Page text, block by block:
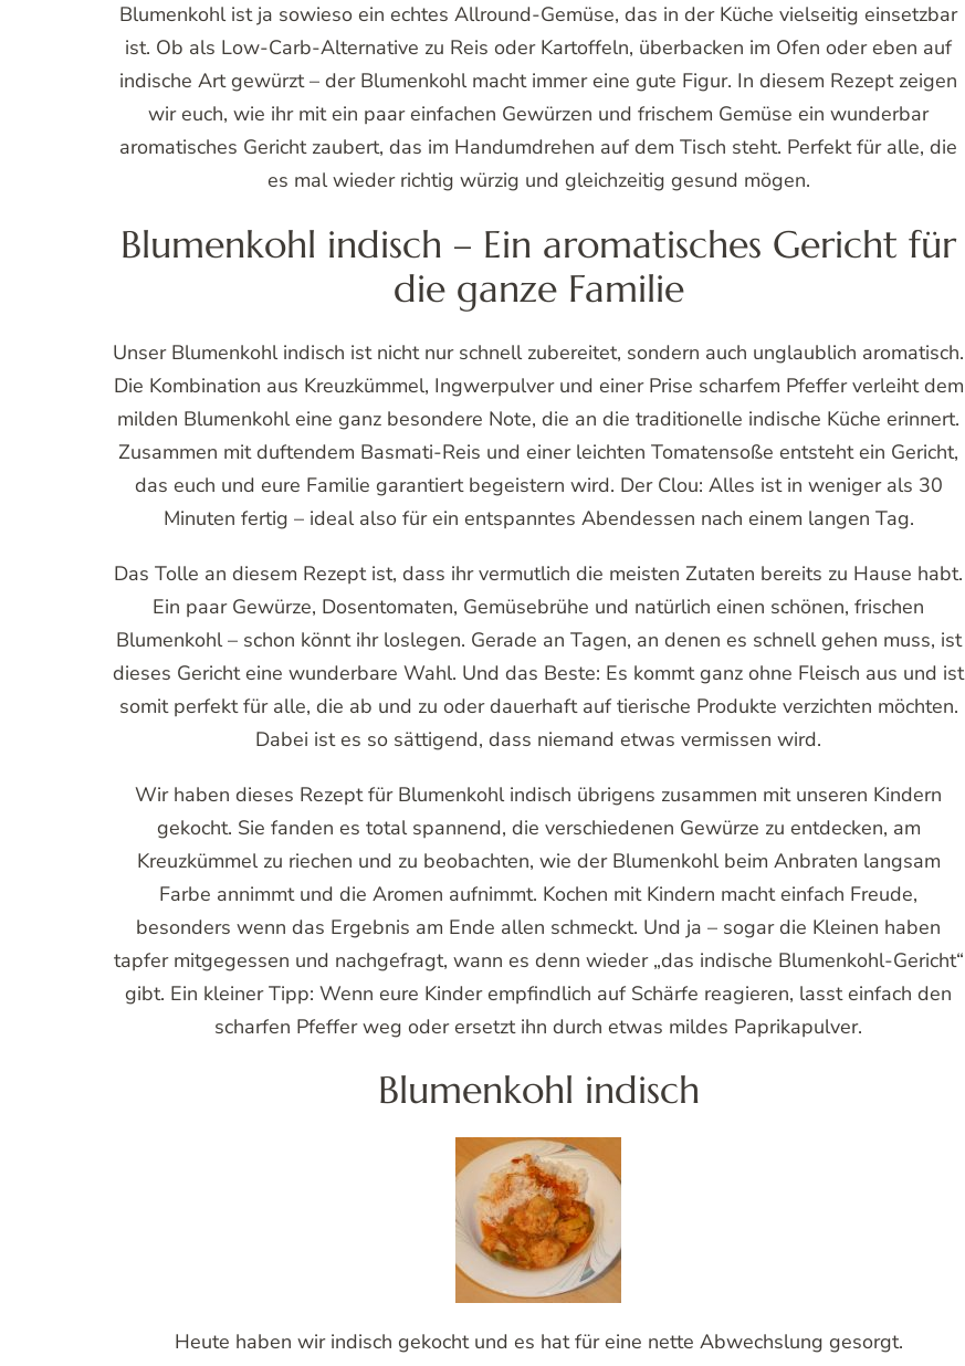
Blumenkohl ist ja sowieso ein echtes Allround-Gemüse, das in der Küche vielseitig einsetzbar
ist. Ob als Low-Carb-Alternative zu Reis oder Kartoffeln, überbacken im Ofen oder eben auf
indische Art gewürzt – der Blumenkohl macht immer eine gute Figur. In diesem Rezept zeigen
wir euch, wie ihr mit ein paar einfachen Gewürzen und frischem Gemüse ein wunderbar
aromatisches Gericht zaubert, das im Handumdrehen auf dem Tisch steht. Perfekt für alle, die
es mal wieder richtig würzig und gleichzeitig gesund mögen.
Blumenkohl indisch – Ein aromatisches Gericht für
die ganze Familie
Unser Blumenkohl indisch ist nicht nur schnell zubereitet, sondern auch unglaublich aromatisch.
Die Kombination aus Kreuzkümmel, Ingwerpulver und einer Prise scharfem Pfeffer verleiht dem
milden Blumenkohl eine ganz besondere Note, die an die traditionelle indische Küche erinnert.
Zusammen mit duftendem Basmati-Reis und einer leichten Tomatensoße entsteht ein Gericht,
das euch und eure Familie garantiert begeistern wird. Der Clou: Alles ist in weniger als 30
Minuten fertig – ideal also für ein entspanntes Abendessen nach einem langen Tag.
Das Tolle an diesem Rezept ist, dass ihr vermutlich die meisten Zutaten bereits zu Hause habt.
Ein paar Gewürze, Dosentomaten, Gemüsebrühe und natürlich einen schönen, frischen
Blumenkohl – schon könnt ihr loslegen. Gerade an Tagen, an denen es schnell gehen muss, ist
dieses Gericht eine wunderbare Wahl. Und das Beste: Es kommt ganz ohne Fleisch aus und ist
somit perfekt für alle, die ab und zu oder dauerhaft auf tierische Produkte verzichten möchten.
Dabei ist es so sättigend, dass niemand etwas vermissen wird.
Wir haben dieses Rezept für Blumenkohl indisch übrigens zusammen mit unseren Kindern
gekocht. Sie fanden es total spannend, die verschiedenen Gewürze zu entdecken, am
Kreuzkümmel zu riechen und zu beobachten, wie der Blumenkohl beim Anbraten langsam
Farbe annimmt und die Aromen aufnimmt. Kochen mit Kindern macht einfach Freude,
besonders wenn das Ergebnis am Ende allen schmeckt. Und ja – sogar die Kleinen haben
tapfer mitgegessen und nachgefragt, wann es denn wieder „das indische Blumenkohl-Gericht“
gibt. Ein kleiner Tipp: Wenn eure Kinder empfindlich auf Schärfe reagieren, lasst einfach den
scharfen Pfeffer weg oder ersetzt ihn durch etwas mildes Paprikapulver.
Blumenkohl indisch
Heute haben wir indisch gekocht und es hat für eine nette Abwechslung gesorgt.